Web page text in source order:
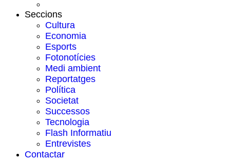
Seccions
Cultura
Economia
Esports
Fotonotícies
Medi ambient
Reportatges
Política
Societat
Successos
Tecnologia
Flash Informatiu
Entrevistes
Contactar